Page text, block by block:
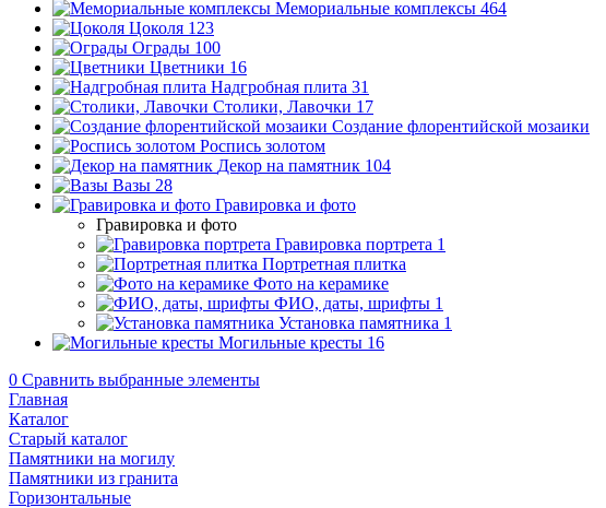
Мемориальные комплексы 464
Цоколя 123
Ограды 100
Цветники 16
Надгробная плита 31
Столики, Лавочки 17
Создание флорентийской мозаики
Роспись золотом
Декор на памятник 104
Вазы 28
Гравировка и фото
Гравировка и фото
Гравировка портрета 1
Портретная плитка
Фото на керамике
ФИО, даты, шрифты 1
Установка памятника 1
Могильные кресты 16
0 Сравнить выбранные элементы
Главная
Каталог
Старый каталог
Памятники на могилу
Памятники из гранита
Горизонтальные